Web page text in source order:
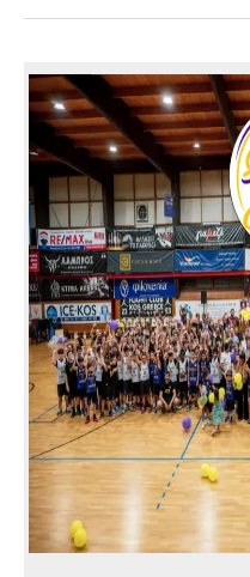
ΚΩΣ
ΜΠΑΣΚΕΤ
ΦΟΙΒΟΣ
–
ΤΕΛΕΤΗ
ΛΗΞΗΣ